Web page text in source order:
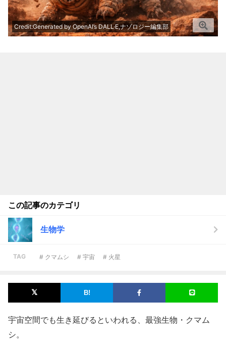
Credit:Generated by OpenAI’s DALL·E,ナゾロジー編集部
この記事のカテゴリ
生物学
TAG # クマムシ # 宇宙 # 火星
宇宙空間でも生き延びるといわれる、最強生物・クマム
シ。